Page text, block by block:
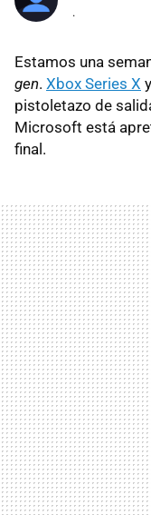
.
Estamos una
gen. Xbox Series X y
pistoletazo de
Microsoft está
final.